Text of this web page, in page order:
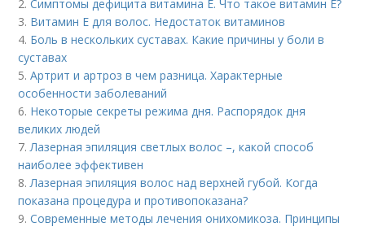
2.Симптомы дефицита витамина E. Что такое витамин Е?
3. Витамин Е для волос. Недостаток витаминов
4. Боль в нескольких суставах. Какие причины у боли в
суставах
5.Артрит и артроз в чем разница. Характерные
особенности заболеваний
6. Некоторые секреты режима дня. Распорядок дня
великих людей
7.Лазерная эпиляция светлых волос –, какой способ
наиболее эффективен
8.Лазерная эпиляция волос над верхней губой. Когда
показана процедура и противопоказана?
9.Современные методы лечения онихомикоза. Принципы